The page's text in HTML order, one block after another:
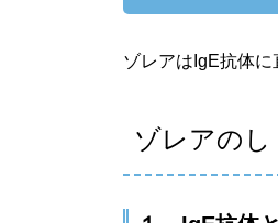
ゾレアはIgE抗体に
ゾレアのし